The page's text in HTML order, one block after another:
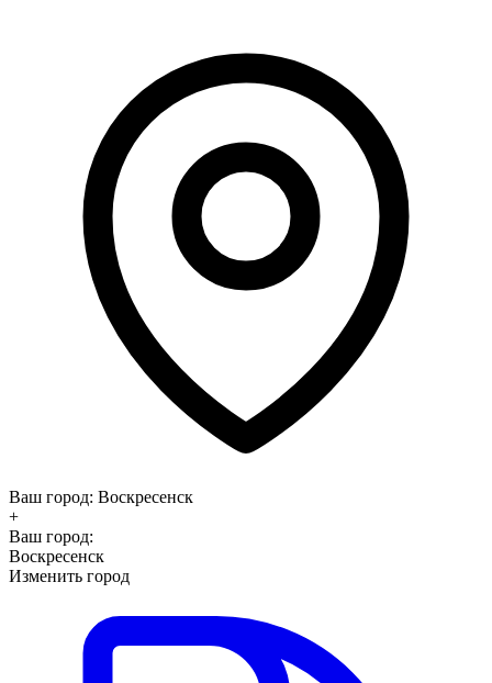
Ваш город: Воскресенск
+
Ваш город:
Воскресенск
Изменить город